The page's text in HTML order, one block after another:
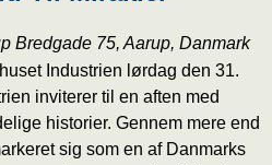
Bredgade 75, Aarup, Danmark
Industrien lørdag den 31.
inviterer til en aften med
historier. Gennem mere end
sig som en af Danmarks